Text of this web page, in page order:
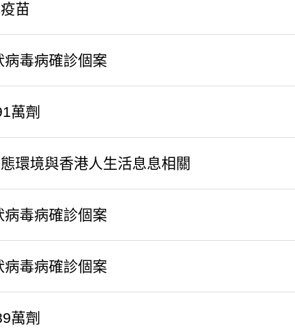
苗
毒病確診個案
萬劑
環境與香港人生活息息相關
毒病確診個案
毒病確診個案
萬劑